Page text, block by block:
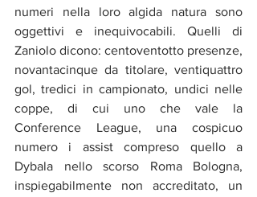
numeri nella loro algida natura sono
oggettivi e inequivocabili. Quelli di
Zaniolo dicono: centoventotto presenze,
novantacinque da titolare, ventiquattro
gol, tredici in campionato, undici nelle
coppe, di cui uno che vale la
Conference League, una cospicuo
numero i assist compreso quello a
Dybala nello scorso Roma Bologna,
inspiegabilmente non accreditato, un